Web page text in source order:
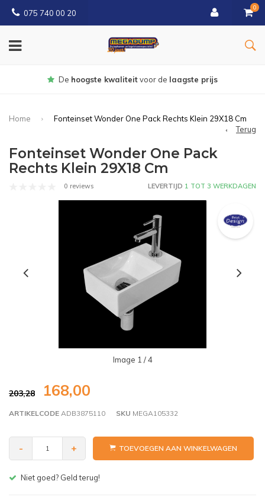
075 740 00 20
0
Gratisbezorgd vanaf € 150
Home
Fonteinset Wonder One Pack Rechts Klein 29X18 Cm
Terug
Fonteinset Wonder One Pack
Rechts Klein 29X18 Cm
0 reviews LEVERTIJD 1 TOT 3 WERKDAGEN
Image 1 / 4
203,28 168,00
ARTIKELCODE ADB3875110 SKU MEGA105332
- + TOEVOEGEN AAN WINKELWAGEN
Gratis bezorgen v.a. € 150,- (NL)